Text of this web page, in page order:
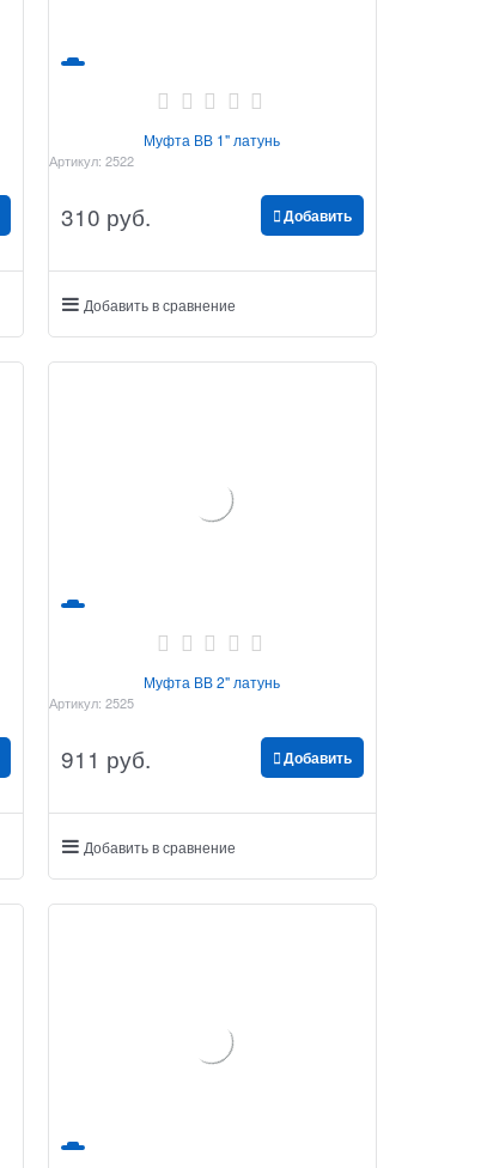
Муфта ВВ 1" латунь
Артикул: 2522
310 руб. Добавить
Добавить в сравнение
Муфта ВВ 2" латунь
Артикул: 2525
911 руб. Добавить
Добавить в сравнение